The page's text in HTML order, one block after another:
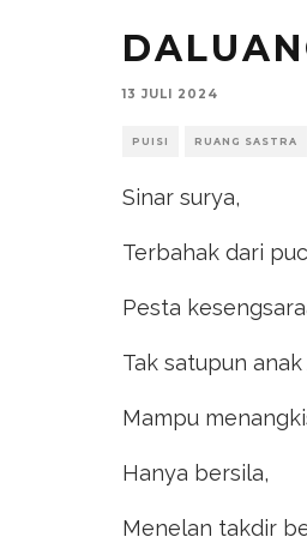
13 JULI 2024
PUISI RUANG SASTRA
Sinar surya,
Terbahak dari
Pesta
Tak satupun anak
Mampu
Hanya bersila,
Menelan takdir